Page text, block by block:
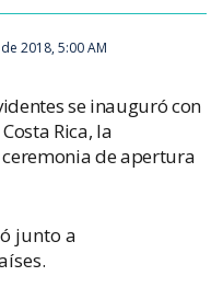
2018, 5:00 AM
se inauguró con
Rica, la
de apertura
junto a